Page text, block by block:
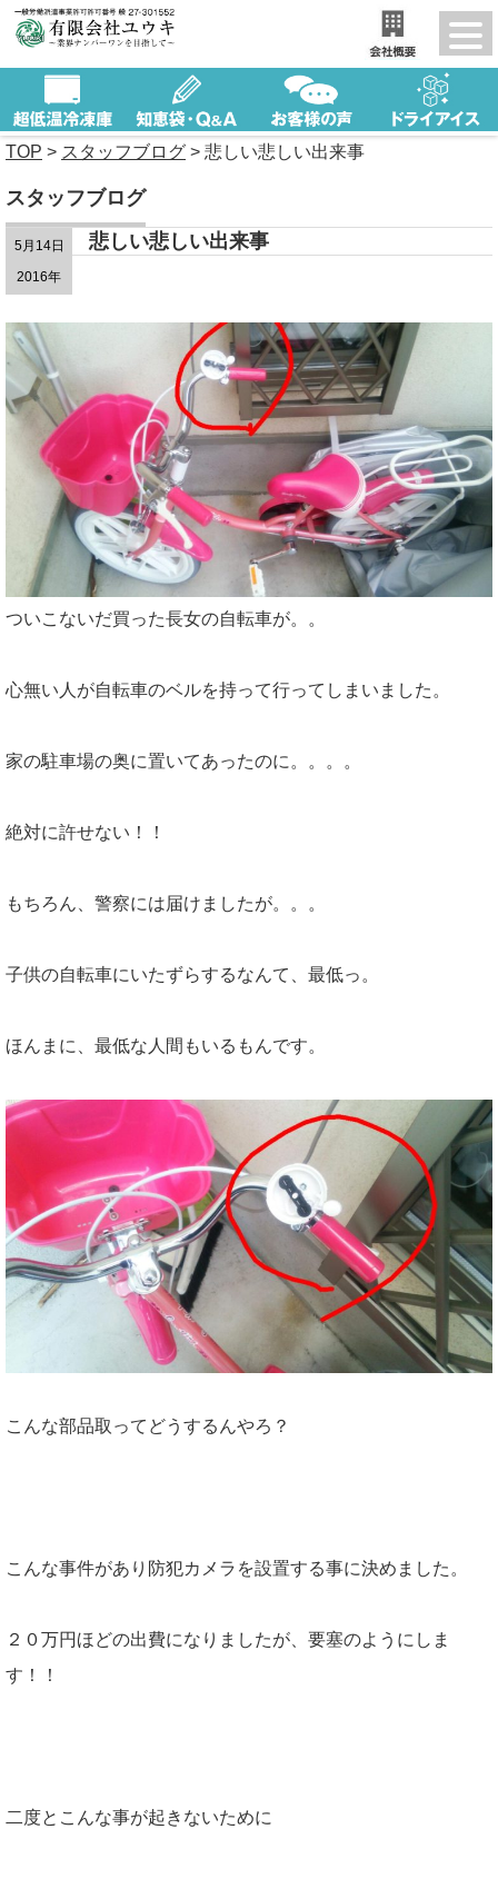
TOP > スタッフブログ > 悲しい悲しい出来事
スタッフブログ
5月14日
2016年
悲しい悲しい出来事
ついこないだ買った長女の自転車が。。
心無い人が自転車のベルを持って行ってしまいました。
家の駐車場の奥に置いてあったのに。。。。
絶対に許せない！！
もちろん、警察には届けましたが。。。
子供の自転車にいたずらするなんて、最低っ。
ほんまに、最低な人間もいるもんです。
こんな部品取ってどうするんやろ？
こんな事件があり防犯カメラを設置する事に決めました。
２０万円ほどの出費になりましたが、要塞のようにしま
す！！
二度とこんな事が起きないために